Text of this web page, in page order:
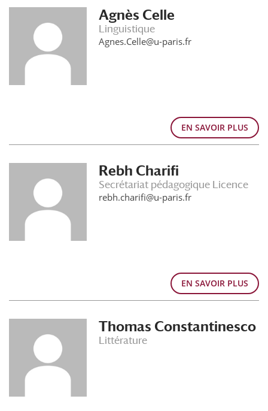
Agnès Celle
Linguistique
Agnes.Celle@u-paris.fr
EN SAVOIR PLUS
Rebh Charifi
Secrétariat pédagogique Licence
rebh.charifi@u-paris.fr
EN SAVOIR PLUS
Thomas Constantinesco
Littérature